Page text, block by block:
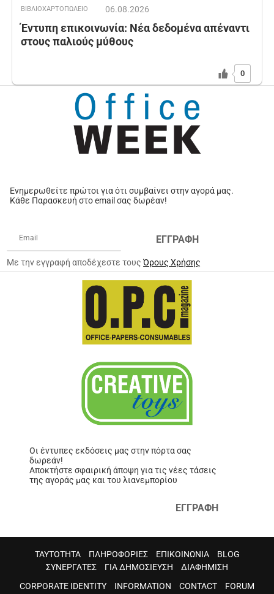
ΒΙΒΛΙΟΧΑΡΤΟΠΩΛΕΙΟ 06.08.2026
Έντυπη επικοινωνία: Νέα δεδομένα απέναντι
στους παλιούς μύθους
0
Ενημερωθείτε πρώτοι για ότι συμβαίνει στην αγορά μας.
Κάθε Παρασκευή στο email σας δωρέαν!
ΕΓΓΡΑΦΗ
Με την εγγραφή αποδέχεστε τουςΌρους Χρήσης
Οι έντυπες εκδόσεις μας στην πόρτα σας
δωρεάν!
Αποκτήστε σφαιρική άποψη για τις νέες τάσεις
της αγοράς μας και του λιανεμπορίου
ΕΓΓΡΑΦΗ
ΤΑΥΤΟΤΗΤΑ ΠΛΗΡΟΦΟΡΙΕΣ ΕΠΙΚΟΙΝΩΝΙΑ
BLOG
ΣΥΝΕΡΓΑΤΕΣ
ΓΙΑ ΔΗΜΟΣΙΕΥΣΗ
ΔΙΑΦΗΜΙΣΗ
CORPORATE IDENTITY
INFORMATION CONTACT FORUM